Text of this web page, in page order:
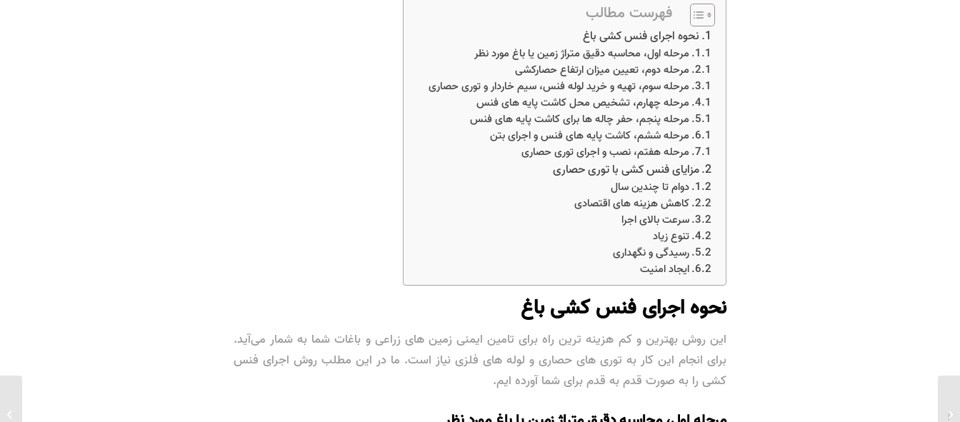
فهرست مطالب
نحوه اجرای فنس کشی باغ
مرحله اول، محاسبه دقیق متراژ زمین یا باغ مورد نظر
مرحله دوم، تعیین میزان ارتفاع حصارکشی
مرحله سوم، تهیه و خرید لوله فنس، سیم خاردار و توری حصاری
مرحله چهارم، تشخیص محل کاشت پایه ‌های فنس
مرحله پنجم، حفر چاله ‌ها برای کاشت پایه‌ های فنس
مرحله ششم، کاشت پایه ‌های فنس و اجرای بتن
مرحله هفتم، نصب و اجرای توری حصاری
مزایای فنس کشی با توری حصاری
دوام تا چندین سال
کاهش هزینه ‌های اقتصادی
سرعت بالای اجرا
تنوع زیاد
رسیدگی و نگهداری
ایجاد امنیت
نحوه اجرای فنس کشی باغ
این روش بهترین و کم هزینه ترین راه برای تامین ایمنی زمین ‌های زراعی و باغات شما به شمار می‌آید.
برای انجام این کار به توری ‌های حصاری و لوله ‌های فلزی نیاز است. ما در این مطلب روش اجرای فنس
کشی را به صورت قدم به قدم برای شما آورده ایم.
توری